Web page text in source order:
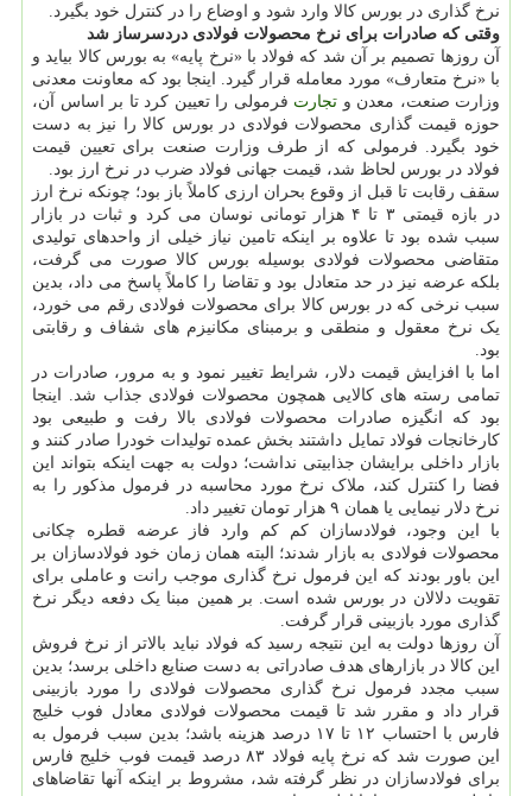
نرخ گذاری در بورس کالا وارد شود و اوضاع را در کنترل خود بگیرد.
وقتی که صادرات برای نرخ محصولات فولادی دردسرساز شد
آن روزها تصمیم بر آن شد که فولاد با «نرخ پایه» به بورس کالا بیاید و
با «نرخ متعارف» مورد معامله قرار گیرد. اینجا بود که معاونت معدنی
وزارت صنعت، معدن و تجارت فرمولی را تعیین کرد تا بر اساس آن،
حوزه قیمت گذاری محصولات فولادی در بورس کالا را نیز به دست
خود بگیرد. فرمولی که از طرف وزارت صنعت برای تعیین قیمت
فولاد در بورس لحاظ شد، قیمت جهانی فولاد ضرب در نرخ ارز بود.
سقف رقابت تا قبل از وقوع بحران ارزی کاملاً باز بود؛ چونکه نرخ ارز
در بازه قیمتی ۳ تا ۴ هزار تومانی نوسان می کرد و ثبات در بازار
سبب شده بود تا علاوه بر اینکه تامین نیاز خیلی از واحدهای تولیدی
متقاضی محصولات فولادی بوسیله بورس کالا صورت می گرفت،
بلکه عرضه نیز در حد متعادل بود و تقاضا را کاملاً پاسخ می داد، بدین
سبب نرخی که در بورس کالا برای محصولات فولادی رقم می خورد،
یک نرخ معقول و منطقی و برمبنای مکانیزم های شفاف و رقابتی
بود.
اما با افزایش قیمت دلار، شرایط تغییر نمود و به مرور، صادرات در
تمامی رسته های کالایی همچون محصولات فولادی جذاب شد. اینجا
بود که انگیزه صادرات محصولات فولادی بالا رفت و طبیعی بود
کارخانجات فولاد تمایل داشتند بخش عمده تولیدات خودرا صادر کنند و
بازار داخلی برایشان جذابیتی نداشت؛ دولت به جهت اینکه بتواند این
فضا را کنترل کند، ملاک نرخ مورد محاسبه در فرمول مذکور را به
نرخ دلار نیمایی یا همان ۹ هزار تومان تغییر داد.
با این وجود، فولادسازان کم کم وارد فاز عرضه قطره چکانی
محصولات فولادی به بازار شدند؛ البته همان زمان خود فولادسازان بر
این باور بودند که این فرمول نرخ گذاری موجب رانت و عاملی برای
تقویت دلالان در بورس شده است. بر همین مبنا یک دفعه دیگر نرخ
گذاری مورد بازبینی قرار گرفت.
آن روزها دولت به این نتیجه رسید که فولاد نباید بالاتر از نرخ فروش
این کالا در بازارهای هدف صادراتی به دست صنایع داخلی برسد؛ بدین
سبب مجدد فرمول نرخ گذاری محصولات فولادی را مورد بازبینی
قرار داد و مقرر شد تا قیمت محصولات فولادی معادل فوب خلیج
فارس با احتساب ۱۲ تا ۱۷ درصد هزینه باشد؛ بدین سبب فرمول به
این صورت شد که نرخ پایه فولاد ۸۳ درصد قیمت فوب خلیج فارس
برای فولادسازان در نظر گرفته شد، مشروط بر اینکه آنها تقاضاهای